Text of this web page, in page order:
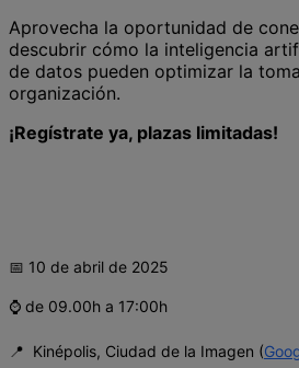
Aprovecha la oportunidad de
descubrir cómo la inteligencia
de datos pueden optimizar la
organización.
¡Regístrate ya, plazas limitadas!
📅 10 de abril de 2025
⌚️ de 09.00h a 17:00h
📍 Kinépolis, Ciudad de la Imagen (